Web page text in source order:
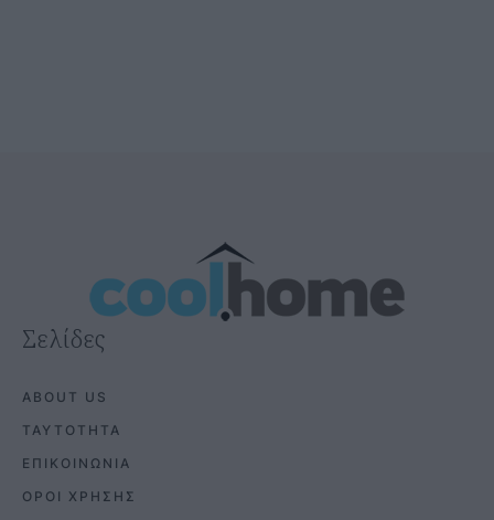
Σελίδες
ABOUT US
ΤΑΥΤΟΤΗΤΑ
ΕΠΙΚΟΙΝΩΝΙΑ
ΟΡΟΙ ΧΡΗΣΗΣ